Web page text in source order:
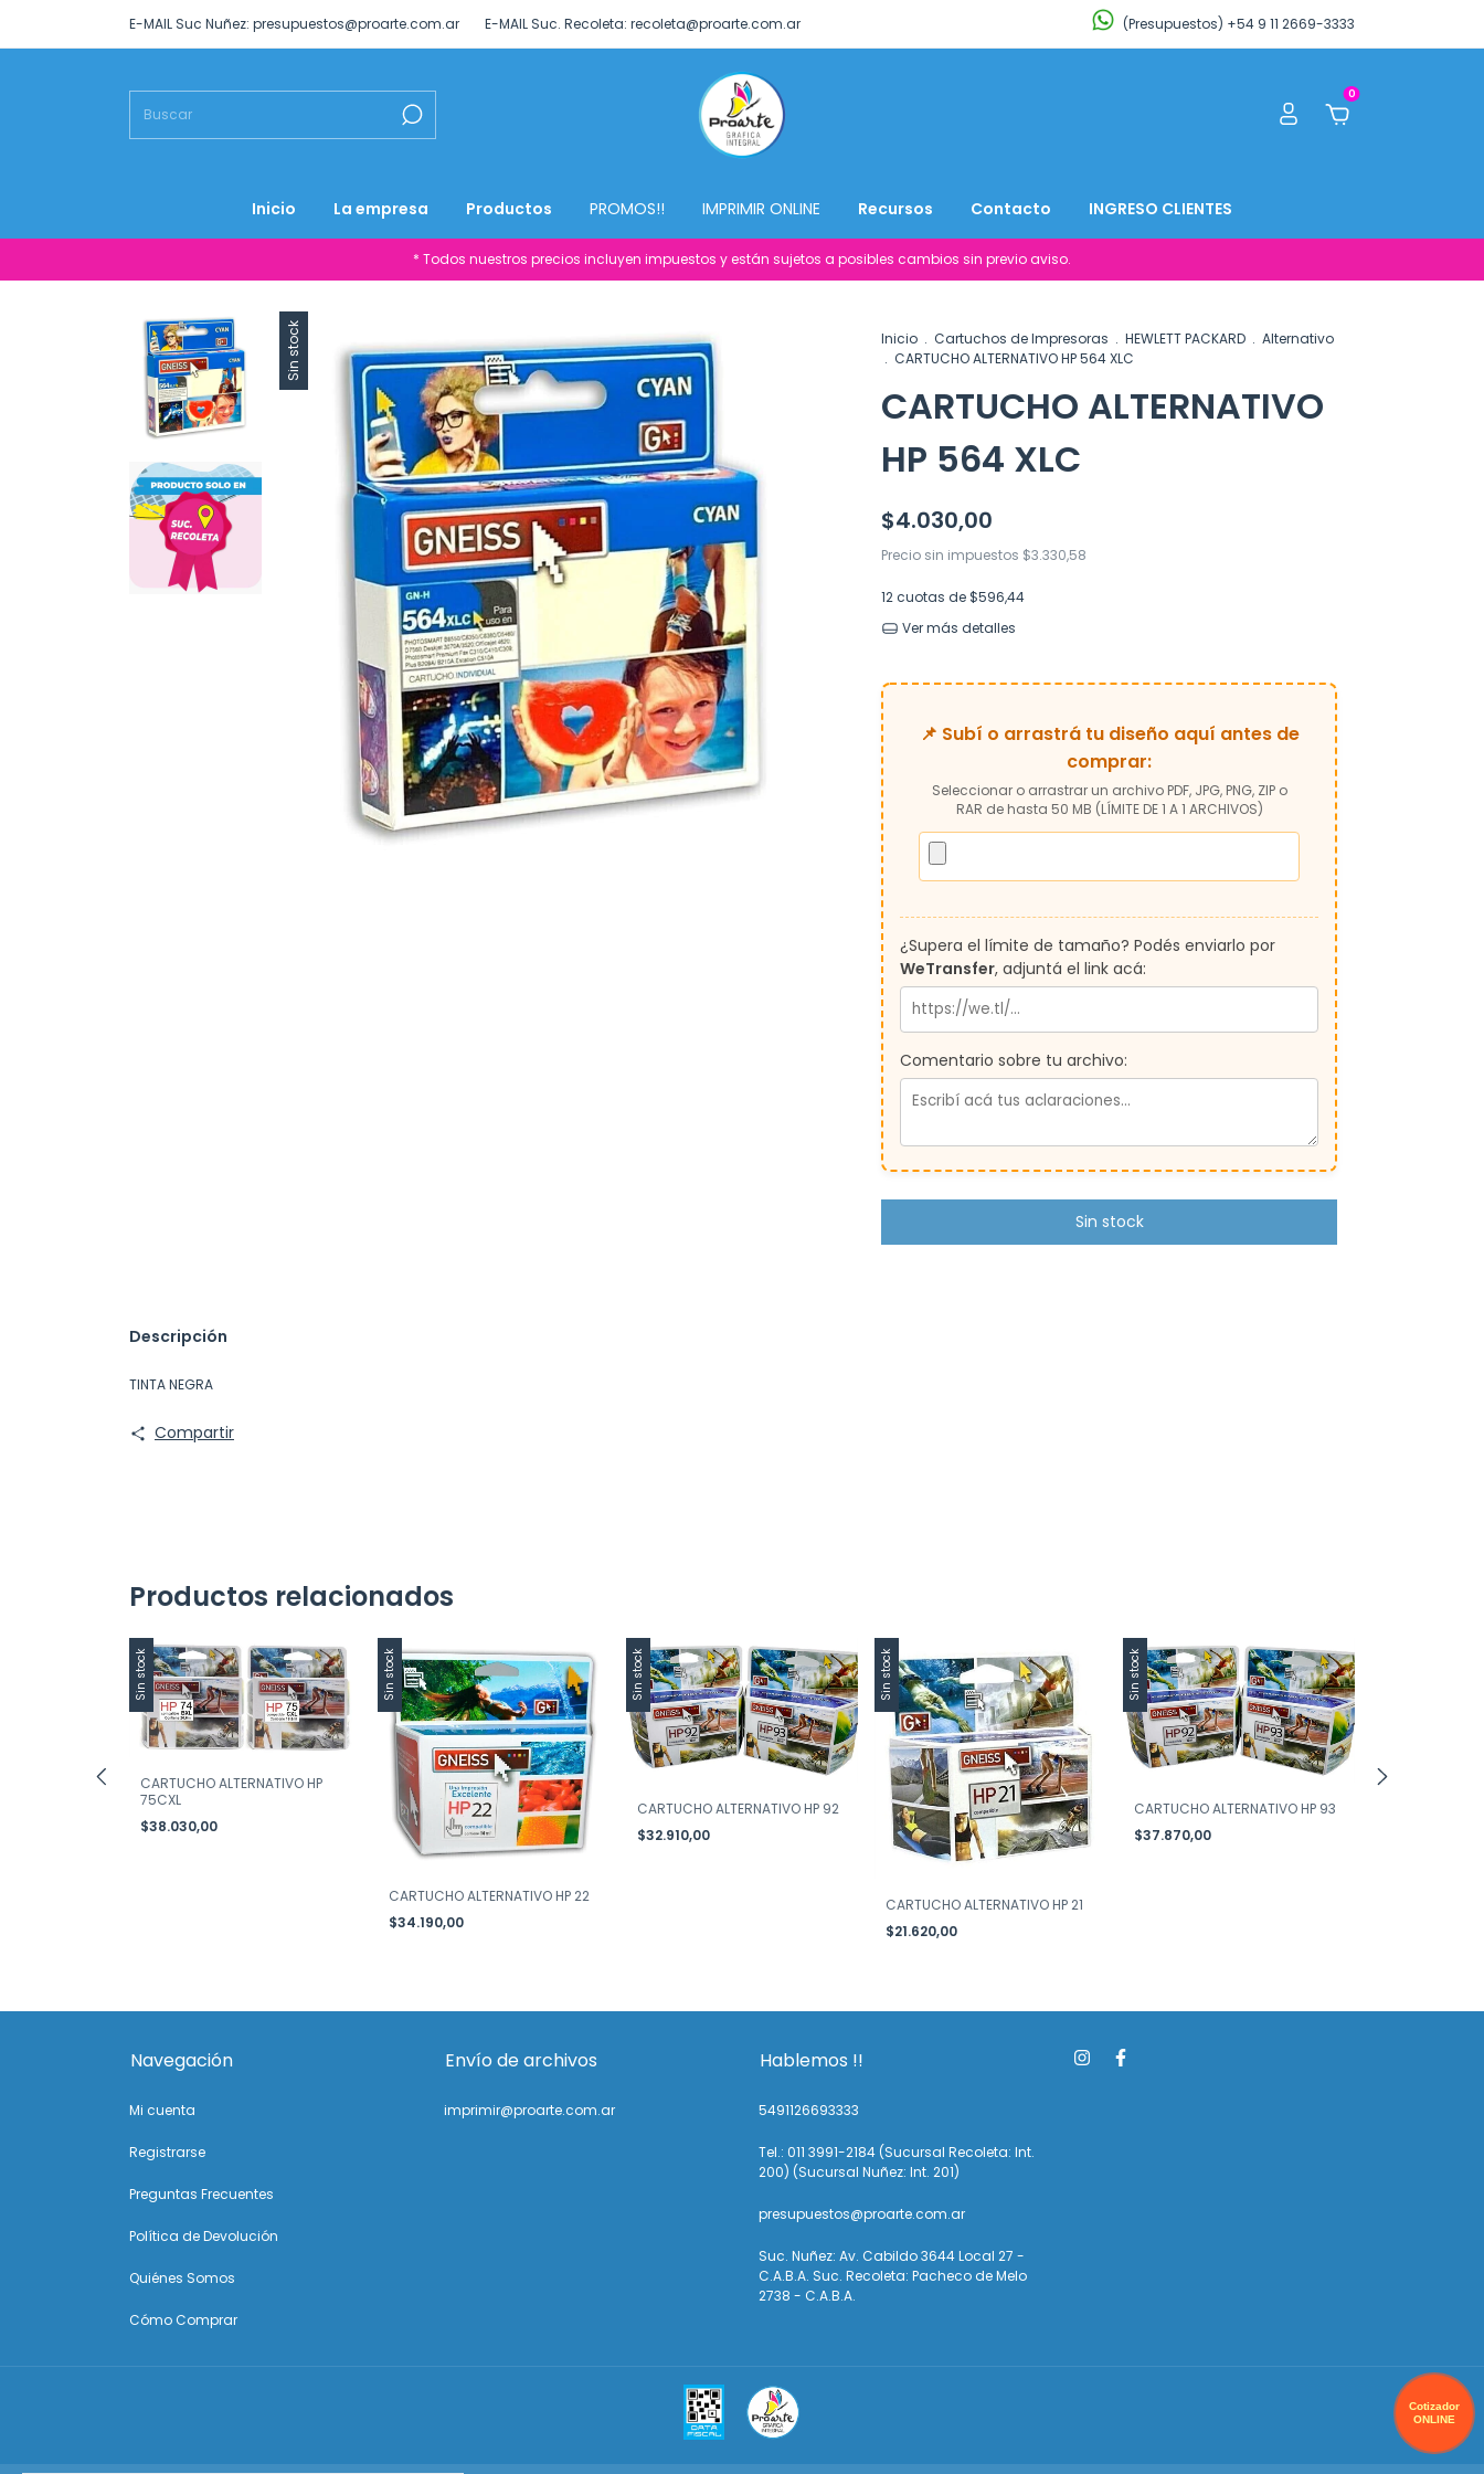
E-MAIL Suc Nuñez: presupuestos@proarte.com.ar E-MAIL Suc. Recoleta: recoleta@proarte.com.ar (Presupuestos) +54 9 11 2669-3333
0
Inicio La empresa Productos PROMOS!! IMPRIMIR ONLINE Recursos Contacto INGRESO CLIENTES
* Todos nuestros precios incluyen impuestos y están sujetos a posibles cambios sin previo aviso.
Sin stock Inicio . Cartuchos de Impresoras . HEWLETT PACKARD . Alternativo
. CARTUCHO ALTERNATIVO HP 564 XLC
CARTUCHO ALTERNATIVO
HP 564 XLC
$4.030,00
Precio sin impuestos $3.330,58
12cuotas de$596,44
Ver más detalles
📌 Subí o arrastrá tu diseño aquí antes de
comprar:
Seleccionar o arrastrar un archivo PDF, JPG, PNG, ZIP o
RAR de hasta 50 MB (LÍMITE DE 1 A 1 ARCHIVOS)
¿Supera el límite de tamaño? Podés enviarlo por
WeTransfer, adjuntá el link acá:
Comentario sobre tu archivo:
Descripción
TINTA NEGRA
Compartir
Productos relacionados
Sin stock
CARTUCHO ALTERNATIVO HP
75CXL
$38.030,00
Sin stock
CARTUCHO ALTERNATIVO HP 22
$34.190,00
Sin stock
CARTUCHO ALTERNATIVO HP 92
$32.910,00
Sin stock
CARTUCHO ALTERNATIVO HP 21
$21.620,00
Sin stock
CARTUCHO ALTERNATIVO HP 93
$37.870,00
Navegación
Mi cuenta
Registrarse
Preguntas Frecuentes
Política de Devolución
Quiénes Somos
Cómo Comprar
Envío de archivos
imprimir@proarte.com.ar
Hablemos !!
5491126693333
Tel.: 011 3991-2184 (Sucursal Recoleta: Int.
200) (Sucursal Nuñez: Int. 201)
presupuestos@proarte.com.ar
Suc. Nuñez: Av. Cabildo 3644 Local 27 -
C.A.B.A. Suc. Recoleta: Pacheco de Melo
2738 - C.A.B.A.
Cotizador
ONLINE